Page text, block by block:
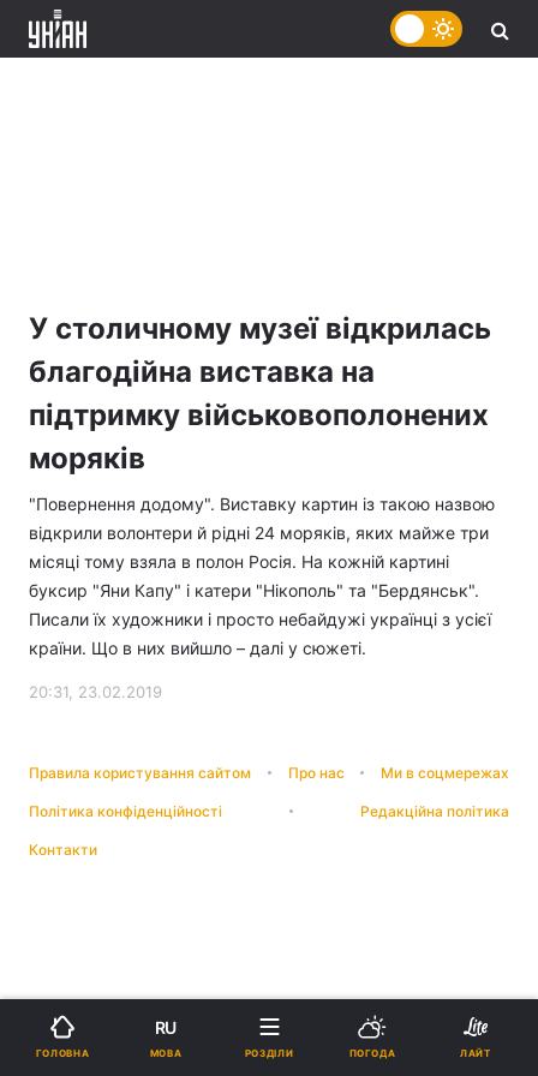
У столичному музеї відкрилась
благодійна виставка на
підтримку військовополонених
моряків
"Повернення додому". Виставку картин із такою назвою
відкрили волонтери й рідні 24 моряків, яких майже три
місяці тому взяла в полон Росія. На кожній картині
буксир "Яни Капу" і катери "Нікополь" та "Бердянськ".
Писали їх художники і просто небайдужі українці з усієї
країни. Що в них вийшло – далі у сюжеті.
20:31, 23.02.2019
Правила користування сайтом Про нас Ми в соцмережах
Політика конфіденційності Редакційна політика
Контакти
ГОЛОВНА
RU
МОВА РОЗДІЛИ ПОГОДА ЛАЙТ